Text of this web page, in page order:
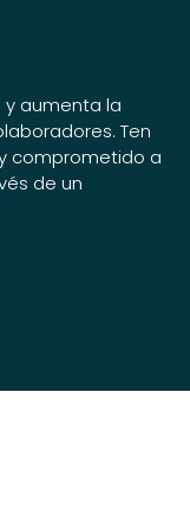
y aumenta la
Ten
comprometido a
de un